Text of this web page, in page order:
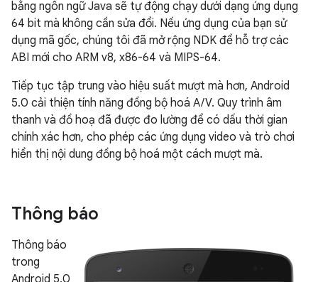
bằng ngôn ngữ Java sẽ tự động chạy dưới dạng ứng dụng
64 bit mà không cần sửa đổi. Nếu ứng dụng của bạn sử
dụng mã gốc, chúng tôi đã mở rộng NDK để hỗ trợ các
ABI mới cho ARM v8, x86-64 và MIPS-64.
Tiếp tục tập trung vào hiệu suất mượt mà hơn, Android
5.0 cải thiện tính năng đồng bộ hoá A/V. Quy trình âm
thanh và đồ hoạ đã được đo lường để có dấu thời gian
chính xác hơn, cho phép các ứng dụng video và trò chơi
hiển thị nội dung đồng bộ hoá một cách mượt mà.
Thông báo
Thông báo
trong
Android 5.0